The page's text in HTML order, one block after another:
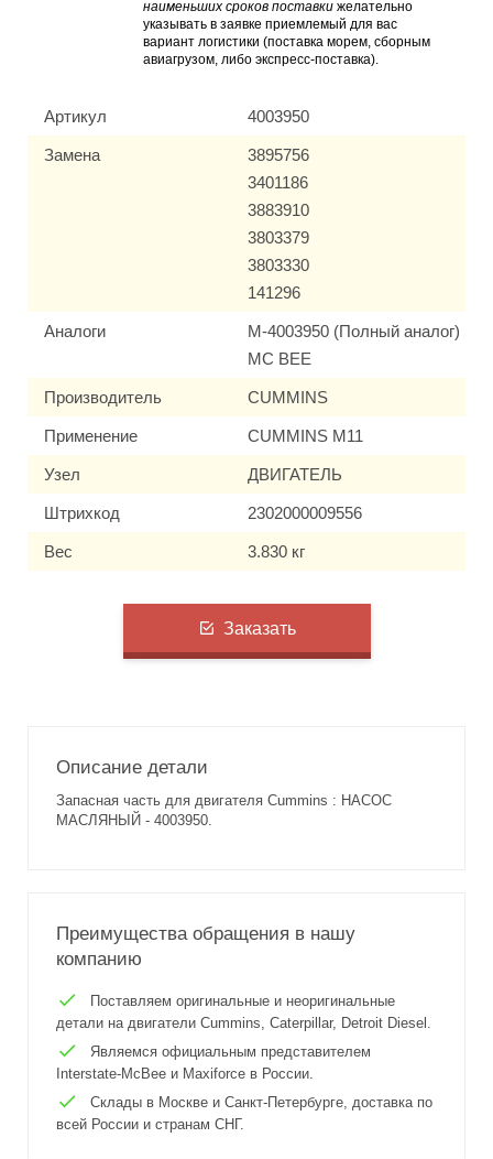
наименьших сроков поставки желательно
указывать в заявке приемлемый для вас
вариант логистики (поставка морем, сборным
авиагрузом, либо экспресс-поставка).
Артикул 4003950
Замена
3895756
3401186
3883910
3803379
3803330
141296
Аналоги
M-4003950 (Полный аналог)
MC BEE
Производитель CUMMINS
Применение CUMMINS M11
Узел ДВИГАТЕЛЬ
Штрихкод 2302000009556
Вес 3.830 кг
Заказать
Описание детали
Запасная часть для двигателя Cummins : НАСОС
МАСЛЯНЫЙ - 4003950.
Преимущества обращения в нашу
компанию
Поставляем оригинальные и неоригинальные
детали на двигатели Cummins, Caterpillar, Detroit Diesel.
Являемся официальным представителем
Interstate-McBee и Maxiforce в России.
Склады в Москве и Санкт-Петербурге, доставка по
всей России и странам СНГ.